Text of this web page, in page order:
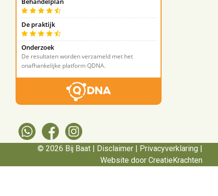
© 2026 Bij Baat | Disclaimer Privacyverklaring
Website door CreatieKrachten